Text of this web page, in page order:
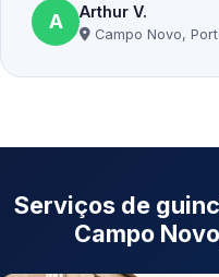
A Arthur V.
Campo Novo,
Serviços de
Campo